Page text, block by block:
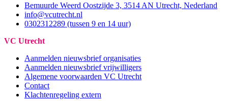
Bemuurde Weerd Oostzijde 3, 3514 AN Utrecht, Nederland
info@vcutrecht.nl
0302312289 (tussen 9 en 14 uur)
VC Utrecht
Aanmelden nieuwsbrief organisaties
Aanmelden nieuwsbrief vrijwilligers
Algemene voorwaarden VC Utrecht
Contact
Klachtenregeling extern